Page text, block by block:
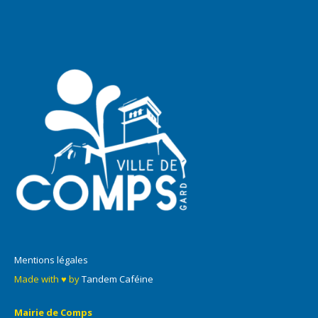
Mentions légales
Made with ♥ byTandem Caféine
Mairie de Comps